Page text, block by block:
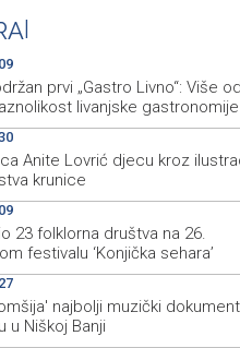
'Raspotočje' petu noć prenoćilo
prvi „Gastro Livno“: Više
livanjske gastronomije
Anite Lovrić djecu kroz
krunice
23 folklorna društva na 26.
festivalu ‘Konjička sehara’
najbolji muzički
u Niškoj Banji